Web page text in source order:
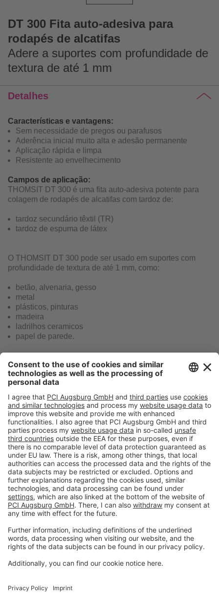
DT 300 Fita auto-adesiva para
rodapés de alcatifas
Adere a suportes com profundidade de
textura de até 1 mm
Detalhes
Características e vantagens:
Sem necessidade de pregos ou parafusos
Aderência inicial muito alta e adesão permanente
Aplicação rápida e limpa
Resistente ao envelhecimento
Campos de aplicação:
THOMSIT DT 300 é uma fita auto-adesiva potente para
colagem de rodapés de alcatifas com tardoz de:
tardoz secundário têxtil (TR)
tardoz de espuma de látex
O THOMSIT DT 300 pode ser usado em suportes com
profundidade de textura de até 1 mm, como:
betão, alvenaria, gesso
metal
plásticos, pinturas
madeira
ladrilhos ceramicos
papel de parede.
THOMSIT DT 300 substitui adesivos de contato com alto
teor de solvente. Pode ser aplicado de forma limpa e
econômica, sem tempo de evaporação e secagem.
Download
Produtos
Ferramentas
Sobre THOMSIT
Contato